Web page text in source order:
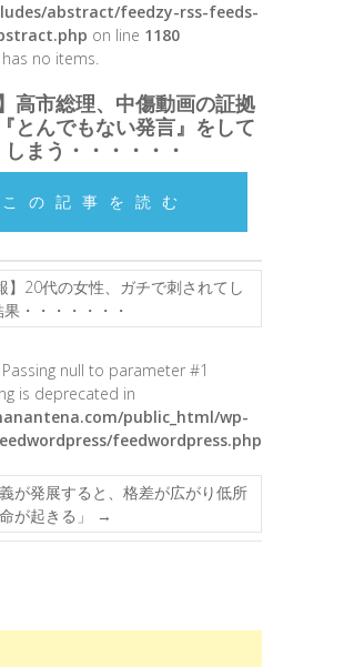
abstract/feedzy-rss-feeds-
on line 1180
no items.
高市総理、中傷動画の証拠
とんでもない発言』をして
しまう・・・・・・
この記事を読む
】20代の女性、ガチで刺されてし
・・・・・・・
Passing null to parameter #1
is deprecated in
public_html/wp-
feedwordpress.php
が発展すると、格差が広がり低所
が起きる」
→